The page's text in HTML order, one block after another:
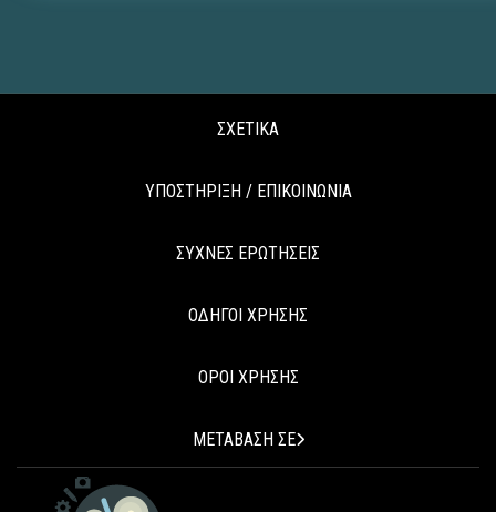
ΣΧΕΤΙΚΑ
ΥΠΟΣΤΗΡΙΞΗ / ΕΠΙΚΟΙΝΩΝΙΑ
ΣΥΧΝΕΣ ΕΡΩΤΗΣΕΙΣ
ΟΔΗΓΟΙ ΧΡΗΣΗΣ
ΟΡΟΙ ΧΡΗΣΗΣ
ΜΕΤΑΒΑΣΗ ΣΕ